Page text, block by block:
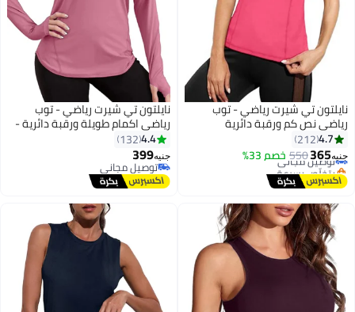
نايلتون تي شيرت رياضي - توب
رياضي نص كم ورقبة دائرية
4.7
212
جنيه365
550 خصم 33%توصيل مجاني
بتخلّص بسرعة
توصيل مجاني
نايلتون تي شيرت رياضي - توب
رياضي اكمام طويلة ورقبة دائرية -
للنساء
4.4
132
جنيه399
توصيل مجاني
توصيل مجاني